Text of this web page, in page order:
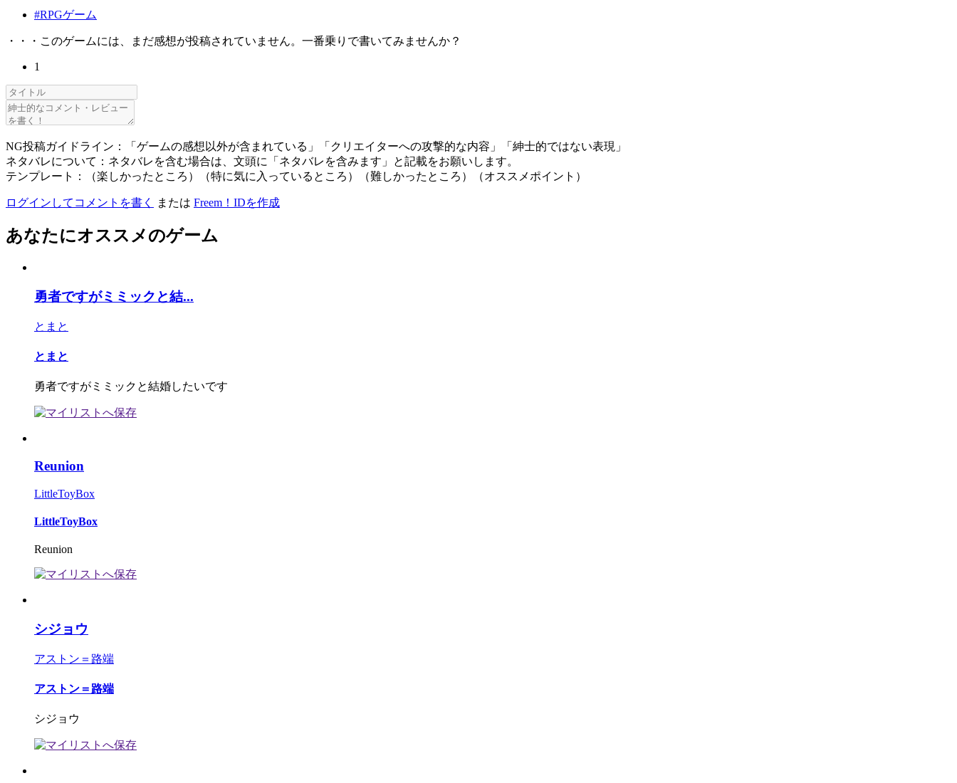
#RPGゲーム
・・・このゲームには、まだ感想が投稿されていません。一番乗りで書いてみませんか？
1
NG投稿ガイドライン：「ゲームの感想以外が含まれている」「クリエイターへの攻撃的な内容」「紳士的ではない表現」
ネタバレについて：ネタバレを含む場合は、文頭に「ネタバレを含みます」と記載をお願いします。
テンプレート：（楽しかったところ）（特に気に入っているところ）（難しかったところ）（オススメポイント）
ログインしてコメントを書く または Freem！IDを作成
あなたにオススメのゲーム
勇者ですがミミックと結...
とまと
とまと
勇者ですがミミックと結婚したいです
Reunion
LittleToyBox
LittleToyBox
Reunion
シジョウ
アストン＝路端
アストン＝路端
シジョウ